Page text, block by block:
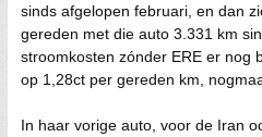
sinds afgelopen februari, en dan
gereden met die auto 3.331 km
stroomkosten zónder ERE er nog
op 1,28ct per gereden km,
In haar vorige auto, voor de Iran